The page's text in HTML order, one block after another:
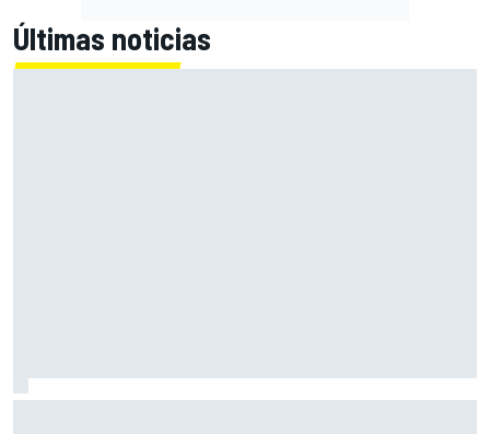
Últimas noticias